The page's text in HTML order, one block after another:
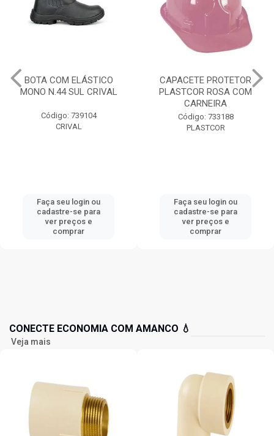
BOTA COM ELÁSTICO
MONO N.44 SUL CRIVAL
Código: 739104
CRIVAL
Faça seu login ou
cadastre-se para
ver preços e
comprar
CAPACETE PROTETOR
PLASTCOR ROSA COM
CARNEIRA
Código: 733188
PLASTCOR
Faça seu login ou
cadastre-se para
ver preços e
comprar
CONECTE ECONOMIA COM AMANCO 💧
Veja mais